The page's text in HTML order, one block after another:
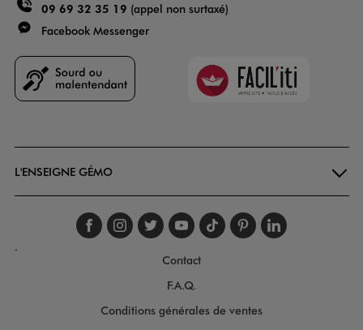
09 69 32 35 19 (appel non surtaxé)
Facebook Messenger
Faciliti
L'ENSEIGNE GÉMO
Suivez-nous sur
Suivez-nous sur
Suivez-nous sur
Suivez-nous
Suivez-nous
Suivez-
.
Contact
F.A.Q.
Conditions générales de ventes